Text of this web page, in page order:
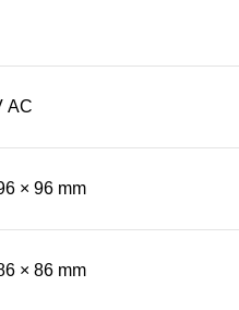
AC
× 96 mm
× 86 mm